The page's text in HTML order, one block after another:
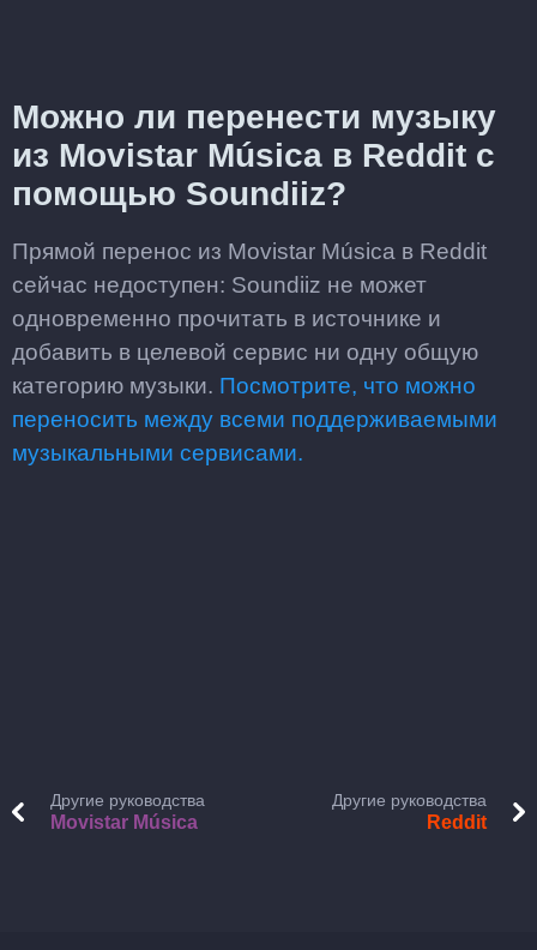
Можно ли перенести музыку
из Movistar Música в Reddit с
помощью Soundiiz?
Прямой перенос из Movistar Música в Reddit
сейчас недоступен: Soundiiz не может
одновременно прочитать в источнике и
добавить в целевой сервис ни одну общую
категорию музыки. Посмотрите, что можно
переносить между всеми поддерживаемыми
музыкальными сервисами.
Другие руководства
Movistar Música
Другие руководства
Reddit